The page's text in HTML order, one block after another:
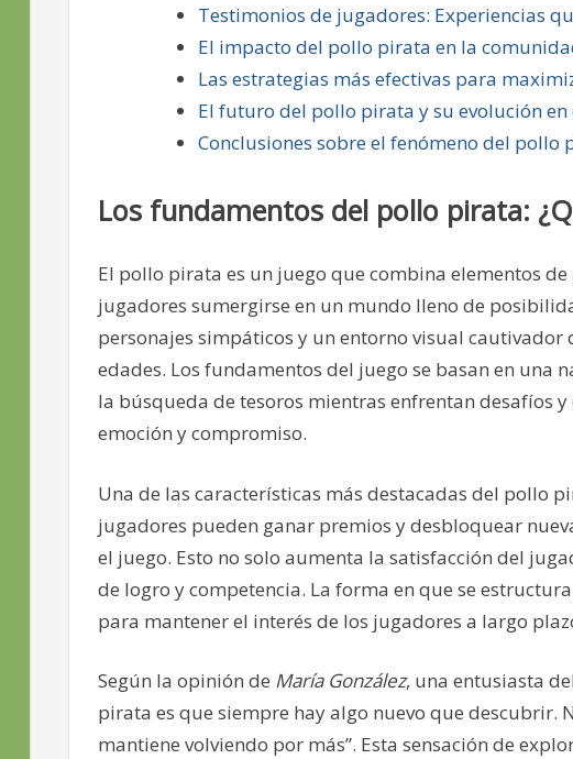
Testimonios de jugadores: Experiencias
El impacto del pollo pirata en la
Las estrategias más efectivas para
El futuro del pollo pirata y su evolución en
Conclusiones sobre el fenómeno del pollo
Los fundamentos del pollo pirata:
El pollo pirata es un juego que combina elementos
jugadores sumergirse en un mundo lleno de
personajes simpáticos y un entorno visual cautivador
edades. Los fundamentos del juego se basan en una
la búsqueda de tesoros mientras enfrentan desafíos
emoción y compromiso.
Una de las características más destacadas del pollo
jugadores pueden ganar premios y desbloquear
el juego. Esto no solo aumenta la satisfacción del
de logro y competencia. La forma en que se
para mantener el interés de los jugadores a largo
Según la opinión de María González, una entusiasta
pirata es que siempre hay algo nuevo que descubrir.
mantiene volviendo por más”. Esta sensación de